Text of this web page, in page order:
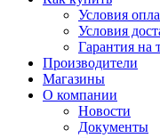
Условия
Условия
Гарантия на
Производители
Магазины
О компании
Новости
Документы